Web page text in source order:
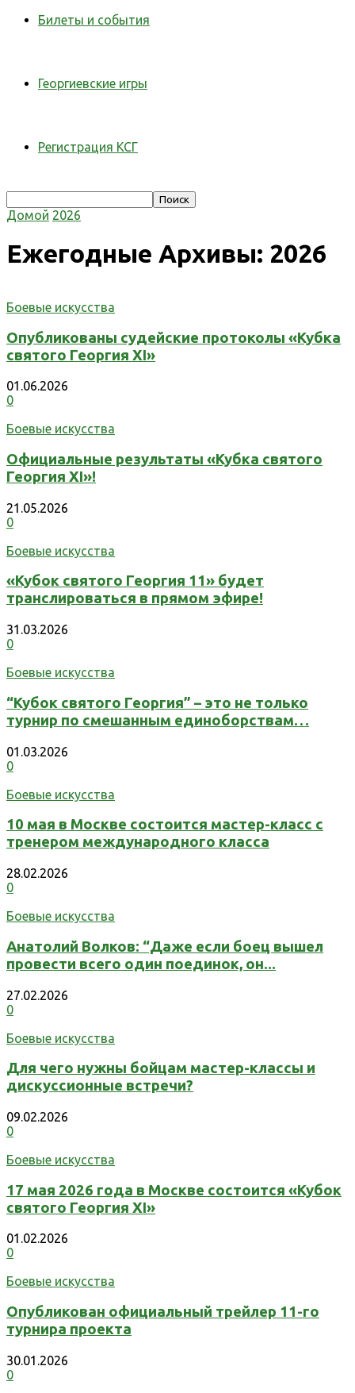
Билеты и события
Георгиевские игры
Регистрация КСГ
Домой 2026
Ежегодные Архивы: 2026
Боевые искусства
Опубликованы судейские протоколы «Кубка
святого Георгия XI»
01.06.2026
0
Боевые искусства
Официальные результаты «Кубка святого
Георгия XI»!
21.05.2026
0
Боевые искусства
«Кубок святого Георгия 11» будет
транслироваться в прямом эфире!
31.03.2026
0
Боевые искусства
“Кубок святого Георгия” – это не только
турнир по смешанным единоборствам…
01.03.2026
0
Боевые искусства
10 мая в Москве состоится мастер-класс с
тренером международного класса
28.02.2026
0
Боевые искусства
Анатолий Волков: “Даже если боец вышел
провести всего один поединок, он...
27.02.2026
0
Боевые искусства
Для чего нужны бойцам мастер-классы и
дискуссионные встречи?
09.02.2026
0
Боевые искусства
17 мая 2026 года в Москве состоится «Кубок
святого Георгия XI»
01.02.2026
0
Боевые искусства
Опубликован официальный трейлер 11-го
турнира проекта
30.01.2026
0